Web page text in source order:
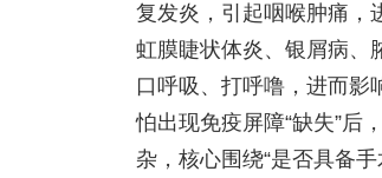
复发炎，引起咽喉肿痛，
虹膜睫状体炎、银屑病、
口呼吸、打呼噜，进而影
怕出现免疫屏障“缺失”后
杂，核心围绕“是否具备